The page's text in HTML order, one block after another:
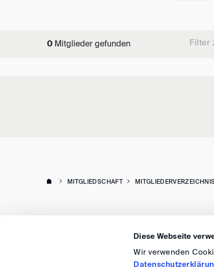
Diese Webseite
Wir verwenden
0 Mitglieder gefunden Filter
MITGLIEDSCHAFT